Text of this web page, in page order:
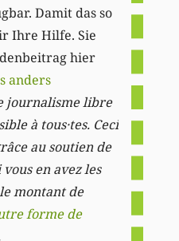
Damit das so
Ihre Hilfe. Sie
hier
anders
journalisme libre
à tous·tes. Ceci
au soutien de
en avez les
montant de
forme de